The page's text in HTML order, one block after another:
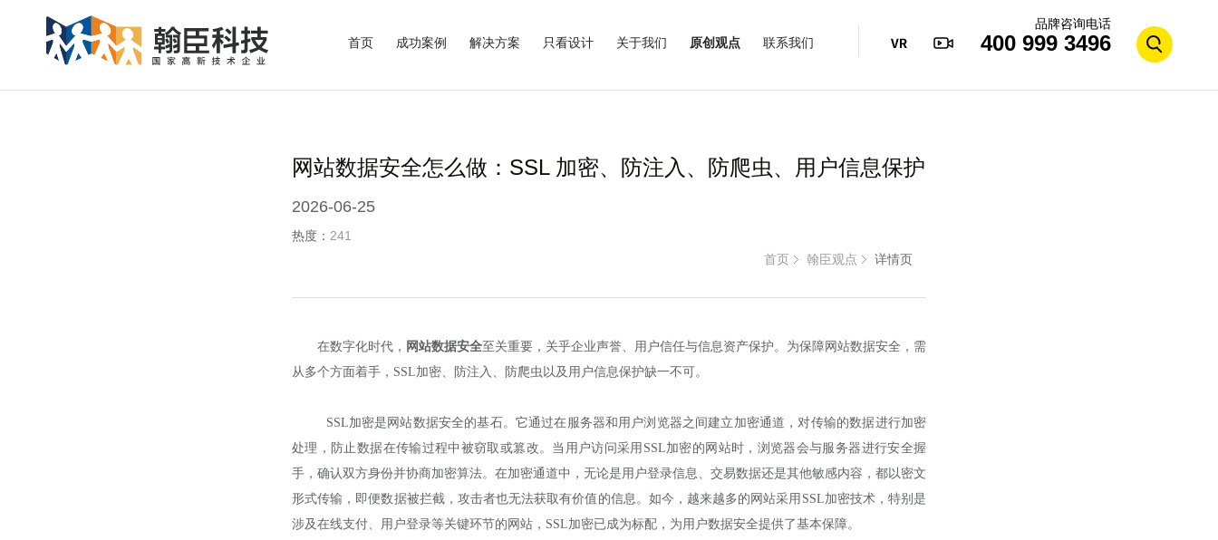
首页 成功案例 解决方案 只看设计 关于我们 原创观点 联系我们
品牌咨询电话
400 999 3496
网站数据安全怎么做：SSL 加密、防注入、防爬虫、用户信息保护
2026-06-25
热度： 241
首页
翰臣观点 详情页
在数字化时代， 网站数据安全至关重要，关乎企业声誉、用户信任与信息资产保护。为保障网站数据安全，需
从多个方面着手，SSL加密、防注入、防爬虫以及用户信息保护缺一不可。
SSL加密是网站数据安全的基石。它通过在服务器和用户浏览器之间建立加密通道，对传输的数据进行加密
处理，防止数据在传输过程中被窃取或篡改。当用户访问采用SSL加密的网站时，浏览器会与服务器进行安全握
手，确认双方身份并协商加密算法。在加密通道中，无论是用户登录信息、交易数据还是其他敏感内容，都以密文
形式传输，即便数据被拦截，攻击者也无法获取有价值的信息。如今，越来越多的网站采用SSL加密技术，特别是
涉及在线支付、用户登录等关键环节的网站，SSL加密已成为标配，为用户数据安全提供了基本保障。